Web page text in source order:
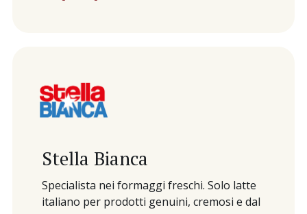
Stella Bianca
Specialista nei formaggi freschi. Solo latte
italiano per prodotti genuini, cremosi e dal